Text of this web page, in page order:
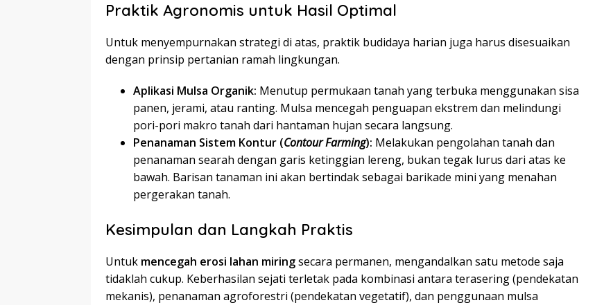
Praktik Agronomis untuk Hasil Optimal
Untuk menyempurnakan strategi di atas, praktik budidaya harian juga harus disesuaikan
dengan prinsip pertanian ramah lingkungan.
Aplikasi Mulsa Organik: Menutup permukaan tanah yang terbuka menggunakan sisa
panen, jerami, atau ranting. Mulsa mencegah penguapan ekstrem dan melindungi
pori-pori makro tanah dari hantaman hujan secara langsung.
Penanaman Sistem Kontur (Contour Farming): Melakukan pengolahan tanah dan
penanaman searah dengan garis ketinggian lereng, bukan tegak lurus dari atas ke
bawah. Barisan tanaman ini akan bertindak sebagai barikade mini yang menahan
pergerakan tanah.
Kesimpulan dan Langkah Praktis
Untuk mencegah erosi lahan miringsecara permanen, mengandalkan satu metode saja
tidaklah cukup. Keberhasilan sejati terletak pada kombinasi antara terasering (pendekatan
mekanis), penanaman agroforestri (pendekatan vegetatif), dan penggunaan mulsa